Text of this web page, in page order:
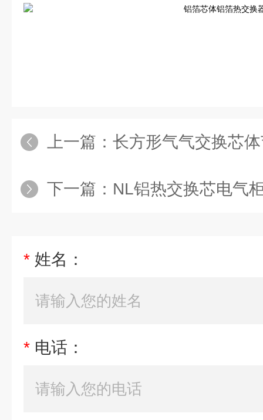
上一篇： 长方形气气交换芯
下一篇： NL铝热交换芯电气柜电
* 姓名：
* 电话：